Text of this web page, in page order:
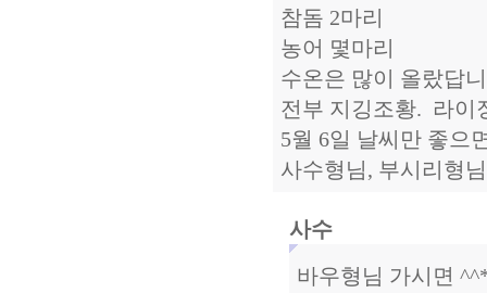
참돔 2마리
농어 몇마리
수온은 많이 올랐답
전부 지깅조황. 라이
5월 6일 날씨만 좋으
사수형님, 부시리형
사수
바우형님 가시면